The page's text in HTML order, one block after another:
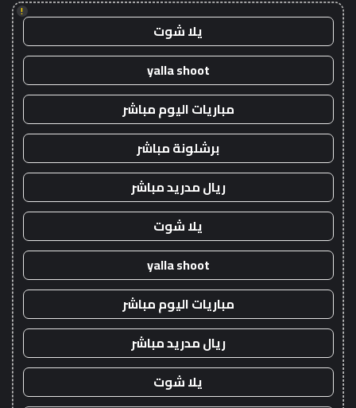
!
يلا شوت
yalla shoot
مباريات اليوم مباشر
برشلونة مباشر
ريال مدريد مباشر
يلا شوت
yalla shoot
مباريات اليوم مباشر
ريال مدريد مباشر
يلا شوت